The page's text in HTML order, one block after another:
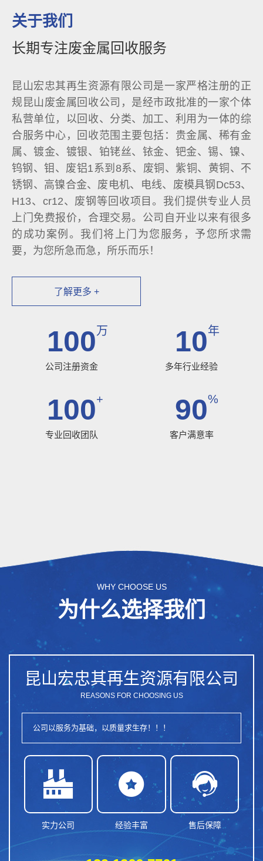
关于我们
长期专注废金属回收服务
昆山宏忠其再生资源有限公司是一家严格注册的正
规昆山废金属回收公司，是经市政批准的一家个体
私营单位，以回收、分类、加工、利用为一体的综
合服务中心，回收范围主要包括：贵金属、稀有金
属、镀金、镀银、铂铑丝、铱金、钯金、锡、镍、
钨钢、钼、废铝1系到8系、废铜、紫铜、黄铜、不
锈钢、高镍合金、废电机、电线、废模具钢Dc53、
H13、cr12、废钢等回收项目。我们提供专业人员
上门免费报价，合理交易。公司自开业以来有很多
的成功案例。我们将上门为您服务，予您所求需
要，为您所急而急，所乐而乐！
了解更多 +
100万
公司注册资金
10年
多年行业经验
100+
专业回收团队
90%
客户满意率
WHY CHOOSE US
为什么选择我们
昆山宏忠其再生资源有限公司
REASONS FOR CHOOSING US
公司以服务为基础，以质量求生存！！！

实力公司

经验丰富

售后保障